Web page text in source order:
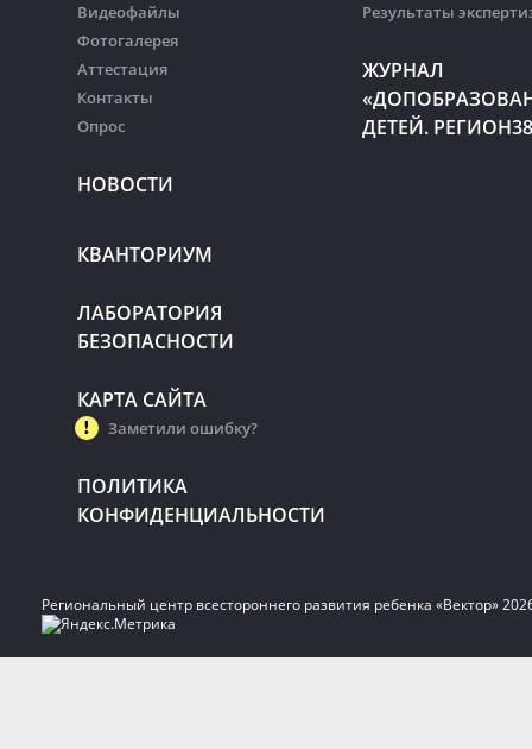
Видеофайлы
Фотогалерея
Аттестация
Контакты
Опрос
НОВОСТИ
Результаты
ЖУРНАЛ
ДЕТЕЙ.
КВАНТОРИУМ
ЛАБОРАТОРИЯ
БЕЗОПАСНОСТИ
КАРТА САЙТА
Заметили ошибку?
ПОЛИТИКА
КОНФИДЕНЦИАЛЬНОСТИ
Региональный центр всестороннего развития ребенка «Вектор»